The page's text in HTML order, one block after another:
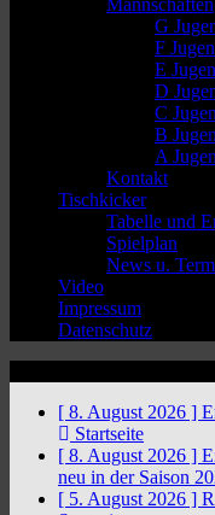
Mannschaften
G
F
E
D
C
B
A
Kontakt
Tischkicker
Tabelle und
Spielplan
News u.
Video
Impressum
Datenschutz
[ 8. August 2026 ]
Startseite
[ 8. August 2026 ]
neu in der Saison
[ 5. August 2026 ]